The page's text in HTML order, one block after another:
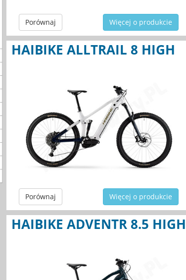
Porównaj Więcej o produkcie
HAIBIKE ALLTRAIL 8 HIGH
Porównaj Więcej o produkcie
HAIBIKE ADVENTR 8.5 HIGH